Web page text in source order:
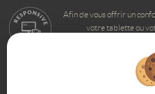
Afin de vous offrir un
votre tablette ou